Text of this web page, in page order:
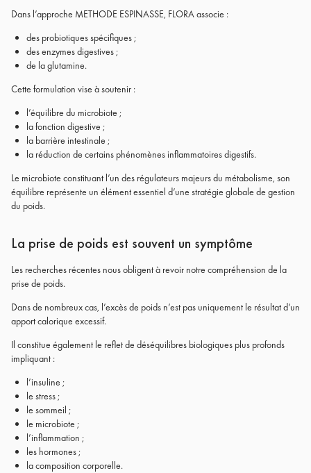
Dans l’approche METHODE ESPINASSE, FLORA associe :
des probiotiques spécifiques ;
des enzymes digestives ;
de la glutamine.
Cette formulation vise à soutenir :
l’équilibre du microbiote ;
la fonction digestive ;
la barrière intestinale ;
la réduction de certains phénomènes inflammatoires digestifs.
Le microbiote constituant l’un des régulateurs majeurs du métabolisme, son
équilibre représente un élément essentiel d’une stratégie globale de gestion
du poids.
La prise de poids est souvent un symptôme
Les recherches récentes nous obligent à revoir notre compréhension de la
prise de poids.
Dans de nombreux cas, l’excès de poids n’est pas uniquement le résultat d’un
apport calorique excessif.
Il constitue également le reflet de déséquilibres biologiques plus profonds
impliquant :
l’insuline ;
le stress ;
le sommeil ;
le microbiote ;
l’inflammation ;
les hormones ;
la composition corporelle.